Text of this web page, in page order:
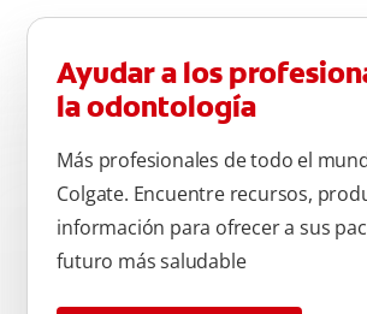
Ayudar a los
la odontología
Más profesionales de todo el
Colgate. Encuentre recursos,
información para ofrecer a sus
futuro más saludable